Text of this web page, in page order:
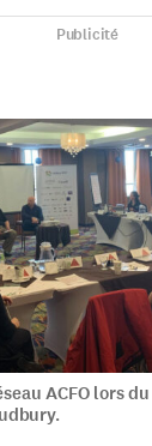
Publicité
ACFO lors